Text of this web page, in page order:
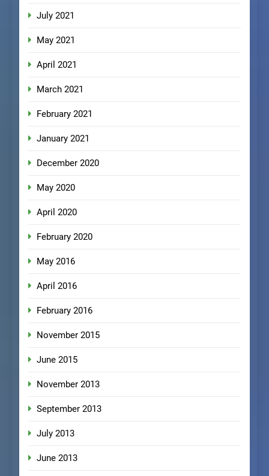
July 2021
May 2021
April 2021
March 2021
February 2021
January 2021
December 2020
May 2020
April 2020
February 2020
May 2016
April 2016
February 2016
November 2015
June 2015
November 2013
September 2013
July 2013
June 2013